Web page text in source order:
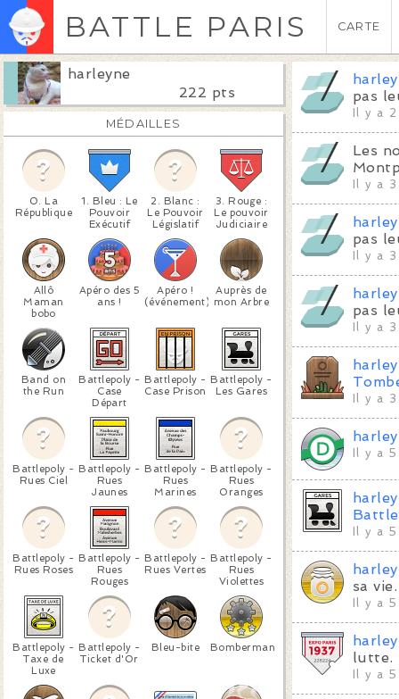
BATTLE PARIS CARTE
harleyne
222 pts
MÉDAILLES
0. La
République
1. Bleu : Le
Pouvoir
Exécutif
2. Blanc :
Le Pouvoir
Législatif
3. Rouge :
Le pouvoir
Judiciaire
Allô
Maman
bobo
Apéro des 5
ans !
Apéro !
(événement)
Auprès de
mon Arbre
Band on
the Run
Battlepoly -
Case
Départ
Battlepoly -
Case Prison
Battlepoly -
Les Gares
Battlepoly -
Rues Ciel
Battlepoly -
Rues
Jaunes
Battlepoly -
Rues
Marines
Battlepoly -
Rues
Oranges
Battlepoly -
Rues Roses
Battlepoly -
Rues
Rouges
Battlepoly -
Rues Vertes
Battlepoly -
Rues
Violettes
Battlepoly -
Taxe de
Luxe
Battlepoly -
Ticket d'Or
Bleu-bite Bomberman
pas
Il y a
Les
Il y a
pas
Il y a
pas
Il y a
Il y a
Il y a
Il y a
sa vie.
Il y a
lutte.
Il y a